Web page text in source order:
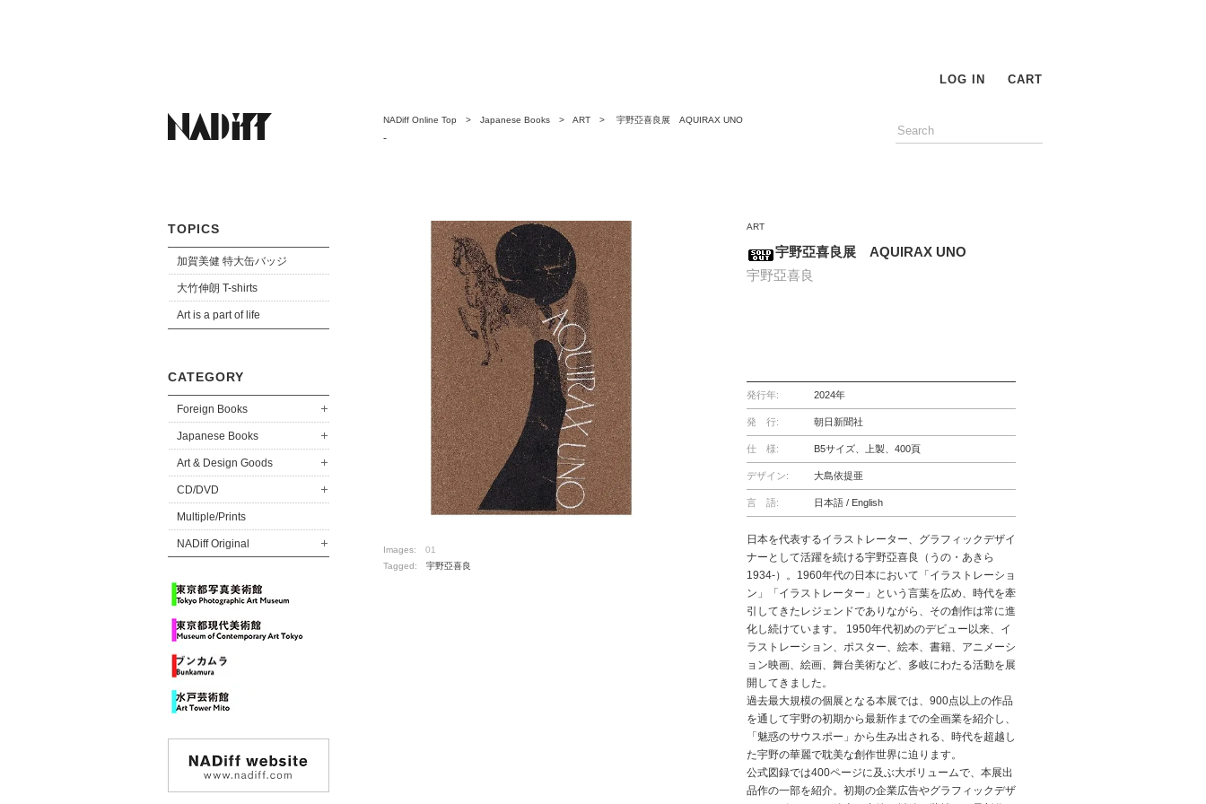
TOPICS
加賀美健 特大缶バッジ
大竹伸朗 T-shirts
Art is a part of life
CATEGORY
Foreign Books
Japanese Books
Art & Design Goods
CD/DVD
Multiple/Prints
NADiff Original
LOG IN CART
NADiff Online Top > Japanese Books > ART > 宇野亞喜良展 AQUIRAX UNO
-
Images: 01
Tagged: 宇野亞喜良
ART
宇野亞喜良展 AQUIRAX UNO
宇野亞喜良
発行年: 2024年
発 行: 朝日新聞社
仕 様: B5サイズ、上製、400頁
デザイン: 大島依提亜
言 語: 日本語 / English
日本を代表するイラストレーター、グラフィックデザイ
ナーとして活躍を続ける宇野亞喜良（うの・あきら
1934-）。1960年代の日本において「イラストレーショ
ン」「イラストレーター」という言葉を広め、時代を牽
引してきたレジェンドでありながら、その創作は常に進
化し続けています。 1950年代初めのデビュー以来、イ
ラストレーション、ポスター、絵本、書籍、アニメーシ
ョン映画、絵画、舞台美術など、多岐にわたる活動を展
開してきました。
過去最大規模の個展となる本展では、900点以上の作品
を通して宇野の初期から最新作までの全画業を紹介し、
「魅惑のサウスポー」から生み出される、時代を超越し
た宇野の華麗で耽美な創作世界に迫ります。
公式図録では400ページに及ぶ大ボリュームで、本展出
品作の一部を紹介。初期の企業広告やグラフィックデザ